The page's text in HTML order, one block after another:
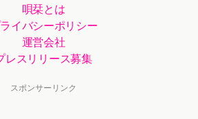
唄栞とは
イバシーポリシー
運営会社
レスリリース募集
スポンサーリンク